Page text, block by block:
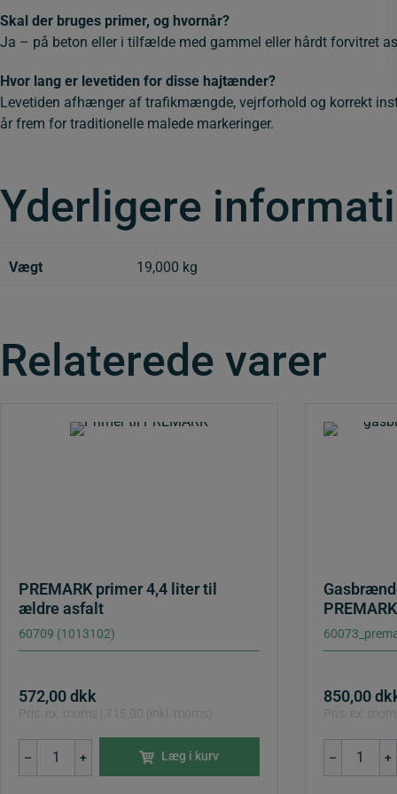
Skal der bruges primer, og hvornår?
Ja – på beton eller i tilfælde med gammel eller hårdt forvitret
Hvor lang er levetiden for disse hajtænder?
Levetiden afhænger af trafikmængde, vejrforhold og korrekt
år frem for traditionelle malede markeringer.
Yderligere
Vægt 19,000 kg
Relaterede varer
PREMARK primer 4,4 liter til
ældre asfalt
60709 (1013102)
572,00dkk
Pris: ex. moms | 715,00 (inkl. moms)
–
primer
4,4
+ Læg i kurv
PREMARK
850,00
Pris: ex.
–
til
montering
+